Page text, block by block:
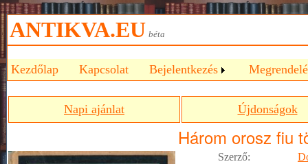
ANTIKVA.EU béta
Kezdőlap Kapcsolat Bejelentkezés
Napi ajánlat Újdonságok
Három orosz fiu
Szerző: